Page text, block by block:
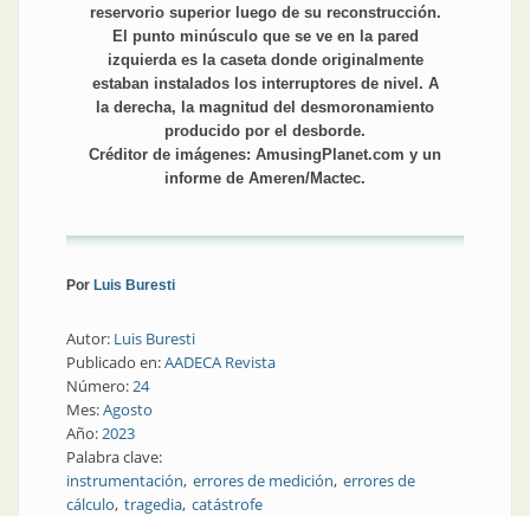
reservorio superior luego de su reconstrucción.
El punto minúsculo que se ve en la pared
izquierda es la caseta donde originalmente
estaban instalados los interruptores de nivel. A
la derecha, la magnitud del desmoronamiento
producido por el desborde.
Créditor de imágenes: AmusingPlanet.com y un
informe de Ameren/Mactec.
Por Luis Buresti
Autor: Luis Buresti
Publicado en:AADECA Revista
Número:24
Mes:Agosto
Año:2023
Palabra clave:
instrumentación errores de medición errores de
cálculo tragedia catástrofe